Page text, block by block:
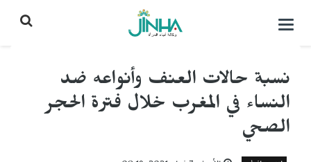
التحكم
نسبة حالات العنف وأنواعه ضد
النساء في المغرب خلال فترة الحجر
الصحي